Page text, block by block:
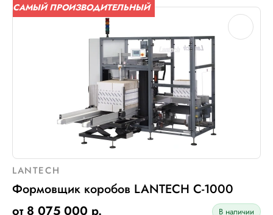
САМЫЙ ПРОИЗВОДИТЕЛЬНЫЙ
LANTECH
Формовщик коробов LANTECH C-1000
от 8 075 000 р.
В наличии